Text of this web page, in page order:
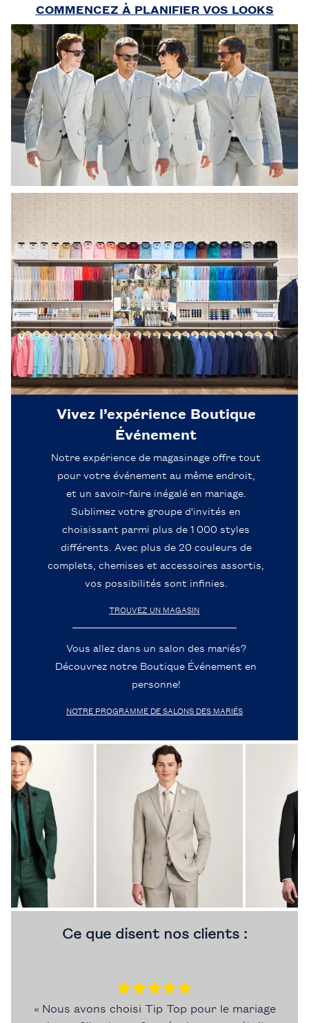
COMMENCEZ À PLANIFIER VOS LOOKS
Vivez l’expérience Boutique
Événement
Notre expérience de magasinage offre tout
pour votre événement au même endroit,
et un savoir-faire inégalé en mariage.
Sublimez votre groupe d'invités en
choisissant parmi plus de 1 000 styles
différents. Avec plus de 20 couleurs de
complets, chemises et accessoires assortis,
vos possibilités sont infinies.
TROUVEZ UN MAGASIN
Vous allez dans un salon des mariés?
Découvrez notre Boutique Événement en
personne!
NOTRE PROGRAMME DE SALONS DES MARIÉS
« Nous avons choisi Tip Top pour le mariage
Ce que disent nos clients :